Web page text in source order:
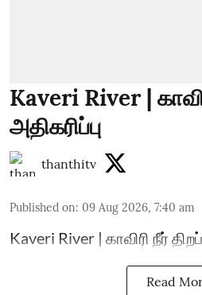
Kaveri River |
அதிகரிப்பு
thanthitv
Published on: 09 Aug 2026, 7:40 am
Kaveri River | காவிரி நீர்
Read